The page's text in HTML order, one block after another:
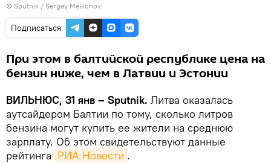
© Sputnik / Sergey Melkonov
Подписаться
При этом в балтийской республике цена на
бензин ниже, чем в Латвии и Эстонии
ВИЛЬНЮС, 31 янв – Sputnik. Литва оказалась
аутсайдером Балтии по тому, сколько литров
бензина могут купить ее жители на среднюю
зарплату. Об этом свидетельствуют данные
рейтинга РИА Новости .